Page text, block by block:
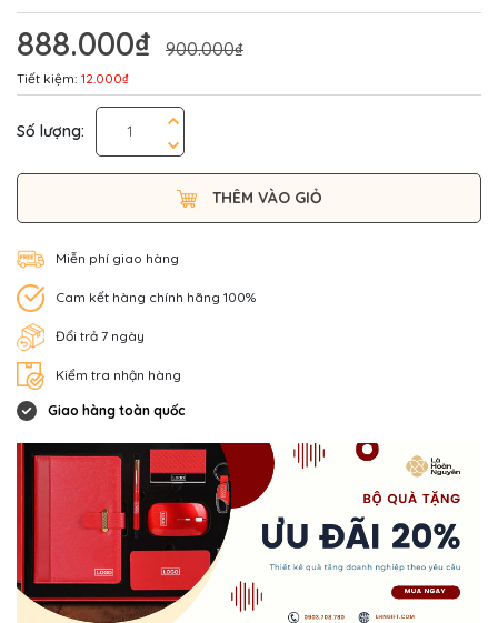
888.000₫ 900.000₫
Tiết kiệm: 12.000₫
Số lượng:
THÊM VÀO GIỎ
Miễn phí giao hàng
Cam kết hàng chính hãng 100%
Đổi trả 7 ngày
Kiểm tra nhận hàng
Giao hàng toàn quốc